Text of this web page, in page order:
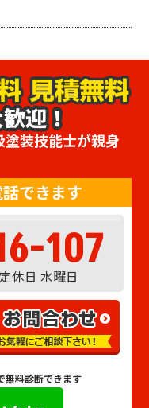
迎！
塗装技能士が親身
できます
107
休日 水曜日
無料診断できます